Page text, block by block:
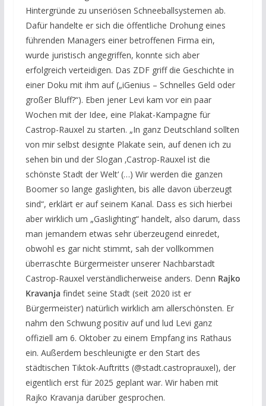
Hintergründe zu unseriösen Schneeballsystemen ab.
Dafür handelte er sich die öffentliche Drohung eines
führenden Managers einer betroffenen Firma ein,
wurde juristisch angegriffen, konnte sich aber
erfolgreich verteidigen. Das ZDF griff die Geschichte in
einer Doku mit ihm auf („iGenius – Schnelles Geld oder
großer Bluff?“). Eben jener Levi kam vor ein paar
Wochen mit der Idee, eine Plakat-Kampagne für
Castrop-Rauxel zu starten. „In ganz Deutschland sollten
von mir selbst designte Plakate sein, auf denen ich zu
sehen bin und der Slogan ‚Castrop-Rauxel ist die
schönste Stadt der Welt‘ (…) Wir werden die ganzen
Boomer so lange gaslighten, bis alle davon überzeugt
sind“, erklärt er auf seinem Kanal. Dass es sich hierbei
aber wirklich um „Gaslighting“ handelt, also darum, dass
man jemandem etwas sehr überzeugend einredet,
obwohl es gar nicht stimmt, sah der vollkommen
überraschte Bürgermeister unserer Nachbarstadt
Castrop-Rauxel verständlicherweise anders. Denn Rajko
Kravanja findet seine Stadt (seit 2020 ist er
Bürgermeister) natürlich wirklich am allerschönsten. Er
nahm den Schwung positiv auf und lud Levi ganz
offiziell am 6. Oktober zu einem Empfang ins Rathaus
ein. Außerdem beschleunigte er den Start des
städtischen Tiktok-Auftritts (@stadt.castroprauxel), der
eigentlich erst für 2025 geplant war. Wir haben mit
Rajko Kravanja darüber gesprochen.